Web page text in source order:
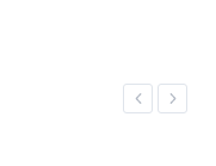
Previous
Next